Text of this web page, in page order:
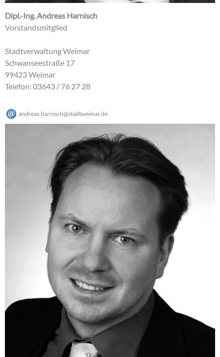
Dipl.-Ing. Andreas Harnisch
Vorstandsmitglied
Stadtverwaltung Weimar
Schwanseestraße 17
99423 Weimar
Telefon: 03643 / 76 27 28
andreas.harnisch@stadtweimar.de